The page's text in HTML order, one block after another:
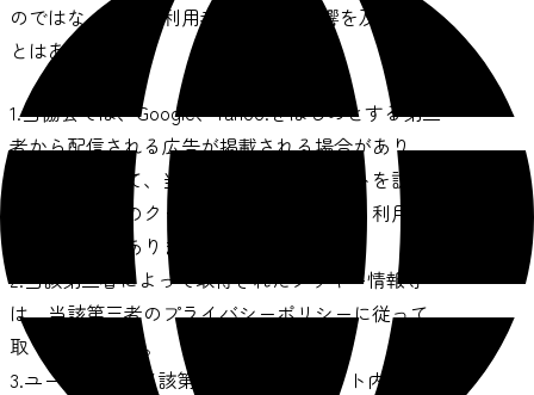
のではなく、また利用者のPCへ悪影響を及ぼすこ
とはありません。
1.当協会では、Google、Yahoo!をはじめとする第三
者から配信される広告が掲載される場合があり、
これに関連して、当該第三者が、当サイトを訪問
したユーザーのクッキー情報等を取得し、利用し
ている場合があります。
2.当該第三者によって取得されたクッキー情報等
は、当該第三者のプライバシーポリシーに従って
取り扱われます。
3.ユーザーは、当該第三者のウェブサイト内に設け